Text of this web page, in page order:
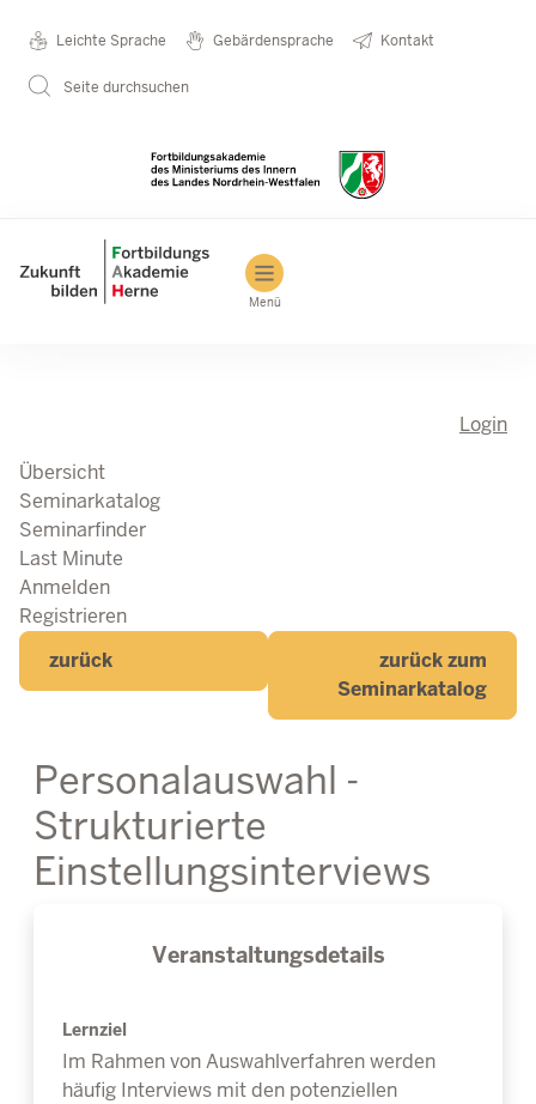
Metanavigation
Leichte Sprache Gebärdensprache Kontakt
Seite durchsuchen
Main navigation
Menü
Login
Übersicht
Seminarkatalog
Seminarfinder
Last Minute
Anmelden
Registrieren
zurück
zurück zum
Seminarkatalog
Personalauswahl -
Strukturierte
Einstellungsinterviews
Veranstaltungsdetails
Lernziel
Im Rahmen von Auswahlverfahren werden
häufig Interviews mit den potenziellen